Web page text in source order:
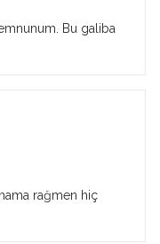
Bu galiba
rağmen hiç